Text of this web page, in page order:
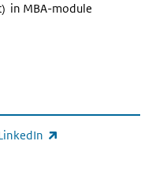
in MBA-module
link)